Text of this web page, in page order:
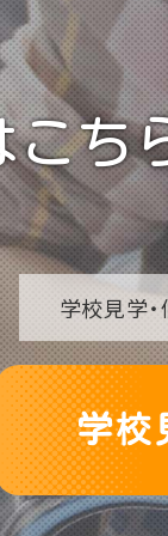
こち
学校見学・
学校